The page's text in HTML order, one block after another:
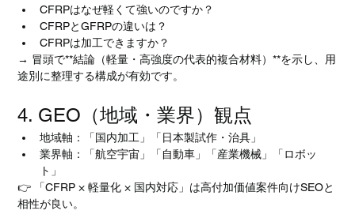
CFRPはなぜ軽くて強いのですか？
CFRPとGFRPの違いは？
CFRPは加工できますか？
→ 冒頭で**結論（軽量・高強度の代表的複合材料）**を示し、用
途別に整理する構成が有効です。
4. GEO（地域・業界）観点
地域軸：「国内加工」「日本製試作・治具」
業界軸：「航空宇宙」「自動車」「産業機械」「ロボッ
ト」
👉 「CFRP × 軽量化 × 国内対応」は高付加価値案件向けSEOと
相性が良い。